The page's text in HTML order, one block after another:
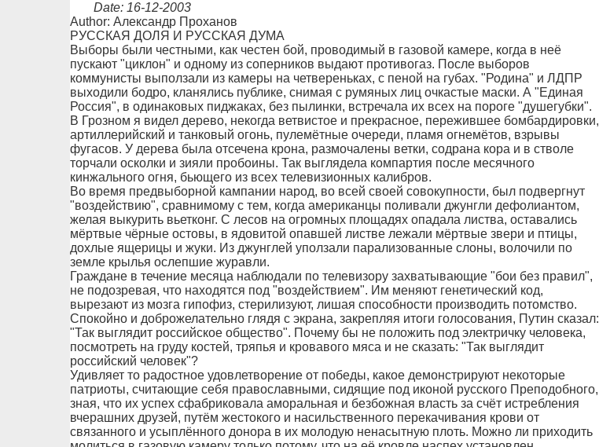
Date: 16-12-2003
Author: Александр Проханов
РУССКАЯ ДОЛЯ И РУССКАЯ ДУМА
Выборы были честными, как честен бой, проводимый в газовой камере, когда в неё
пускают "циклон" и одному из соперников выдают противогаз. После выборов
коммунисты выползали из камеры на четвереньках, с пеной на губах. "Родина" и ЛДПР
выходили бодро, кланялись публике, снимая с румяных лиц очкастые маски. А "Единая
Россия", в одинаковых пиджаках, без пылинки, встречала их всех на пороге "душегубки".
В Грозном я видел дерево, некогда ветвистое и прекрасное, пережившее бомбардировки,
артиллерийский и танковый огонь, пулемётные очереди, пламя огнемётов, взрывы
фугасов. У дерева была отсечена крона, размочалены ветки, содрана кора и в стволе
торчали осколки и зияли пробоины. Так выглядела компартия после месячного
кинжального огня, бьющего из всех телевизионных калибров.
Во время предвыборной кампании народ, во всей своей совокупности, был подвергнут
"воздействию", сравнимому с тем, когда американцы поливали джунгли дефолиантом,
желая выкурить вьетконг. С лесов на огромных площадях опадала листва, оставались
мёртвые чёрные остовы, в ядовитой опавшей листве лежали мёртвые звери и птицы,
дохлые ящерицы и жуки. Из джунглей уползали парализованные слоны, волочили по
земле крылья ослепшие журавли.
Граждане в течение месяца наблюдали по телевизору захватывающие "бои без правил",
не подозревая, что находятся под "воздействием". Им меняют генетический код,
вырезают из мозга гипофиз, стерилизуют, лишая способности производить потомство.
Спокойно и доброжелательно глядя с экрана, закрепляя итоги голосования, Путин сказал:
"Так выглядит российское общество". Почему бы не положить под электричку человека,
посмотреть на груду костей, тряпья и кровавого мяса и не сказать: "Так выглядит
российский человек"?
Удивляет то радостное удовлетворение от победы, какое демонстрируют некоторые
патриоты, считающие себя православными, сидящие под иконой русского Преподобного,
зная, что их успех сфабриковала аморальная и безбожная власть за счёт истребления
вчерашних друзей, путём жестокого и насильственного перекачивания крови от
связанного и усыплённого донора в их молодую ненасытную плоть. Можно ли приходить